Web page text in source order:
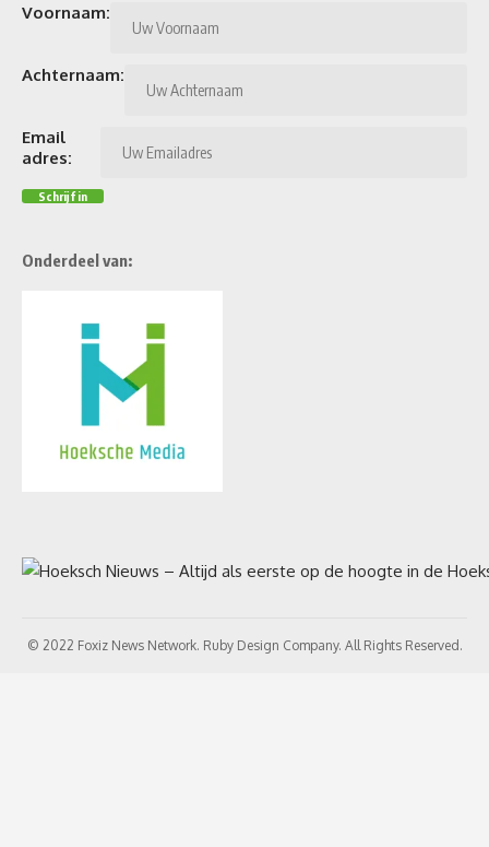
Voornaam:
Achternaam:
Email
adres:
Onderdeel van:
© 2022 Foxiz News Network. Ruby Design Company. All Rights Reserved.